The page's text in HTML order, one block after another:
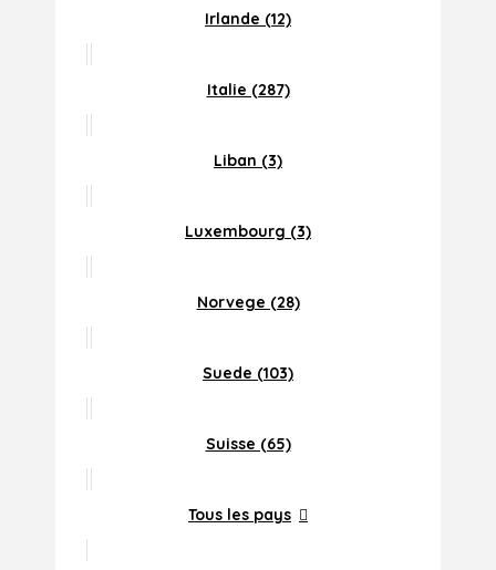
Irlande (12)
Italie (287)
Liban (3)
Luxembourg (3)
Norvege (28)
Suede (103)
Suisse (65)
Tous les pays